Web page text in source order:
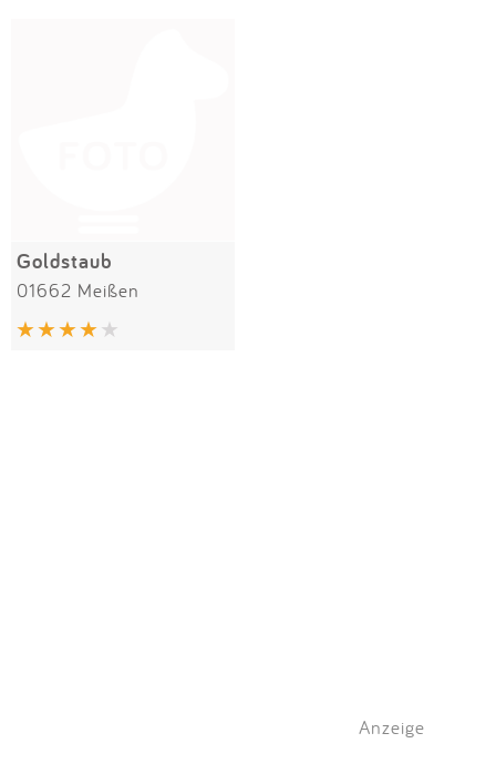
Goldstaub
01662 Meißen
Anzeige